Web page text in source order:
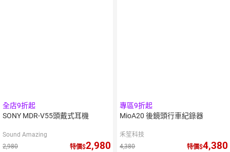
全店9折起
SONY MDR-V55頭戴式耳機
Sound Amazing
2,980
特價 2,980
專區9折起
MioA20 後鏡頭行車紀錄器
禾笙科技
4,380
特價 4,380